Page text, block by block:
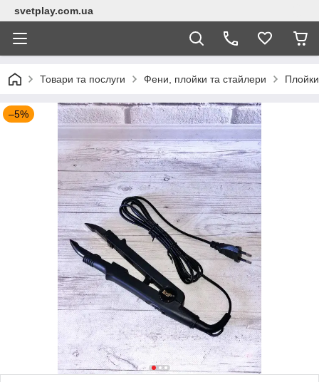
svetplay.com.ua
Товари та послуги Фени, плойки та стайлери
–5%